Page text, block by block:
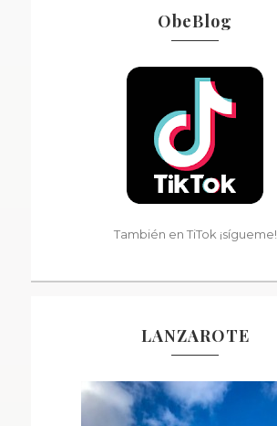
ObeBlog
También en TiTok ¡sígueme!
LANZAROTE